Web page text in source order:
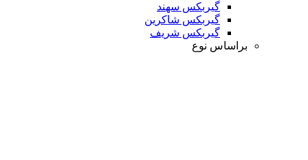
گیربکس سهند
گیربکس شاکرین
گیربکس شریف
براساس نوع